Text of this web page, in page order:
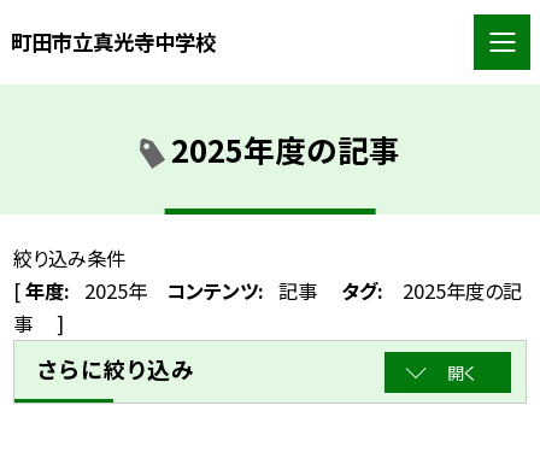
町田市立真光寺中学校
2025年度の記事
絞り込み条件
[年度: 2025年 コンテンツ: 記事 タグ:
2025年度の記
事
]
さらに絞り込み 開く